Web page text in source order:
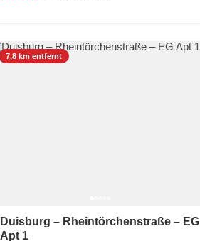
7,8 km entfernt
Duisburg – Rheintörchenstraße – EG
Apt 1